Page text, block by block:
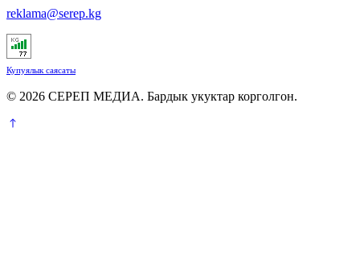
reklama@serep.kg
Купуялык саясаты
© 2026 СЕРЕП МЕДИА. Бардык укуктар корголгон.